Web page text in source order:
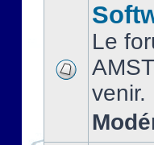
Le
venir.